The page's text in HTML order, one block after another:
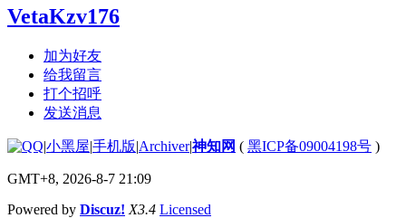
VetaKzv176
加为好友
给我留言
打个招呼
发送消息
|小黑屋|手机版|Archiver|神知网 ( 黑ICP备09004198号 )
GMT+8, 2026-8-7 21:09
Powered by Discuz! X3.4 Licensed